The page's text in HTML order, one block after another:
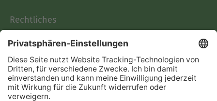
Rechtliches
AGB
Informationen nach Data
Act
Verträge hier kündigen